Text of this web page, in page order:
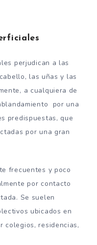
perjudican a las
las uñas y las
a cualquiera de
por una
predispuestas, que
por una gran
frecuentes y poco
por contacto
Se suelen
ubicados en
colegios, residencias,